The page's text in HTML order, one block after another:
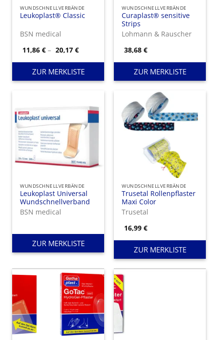
WUNDSCHNELLVERBÄNDE
Leukoplast® Classic
BSN medical
11,86€ – 20,17€Preisspanne:
11,86 €
bis
20,17 €
ZUR MERKLISTE
WUNDSCHNELLVERBÄNDE
Curaplast® sensitive
Strips
Lohmann & Rauscher
38,68€
ZUR MERKLISTE
WUNDSCHNELLVERBÄNDE
Leukoplast Universal
Wundschnellverband
BSN medical
ZUR MERKLISTE
WUNDSCHNELLVERBÄNDE
Trusetal Rollenpflaster
Maxi Color
Trusetal
16,99€
ZUR MERKLISTE